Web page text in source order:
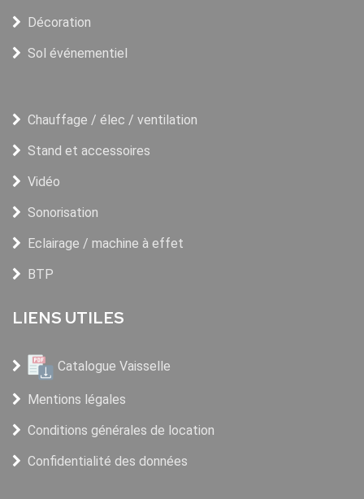
Décoration
Sol événementiel
Chauffage / élec / ventilation
Stand et accessoires
Vidéo
Sonorisation
Eclairage / machine à effet
BTP
LIENS UTILES
Catalogue Vaisselle
Mentions légales
Conditions générales de location
Confidentialité des données